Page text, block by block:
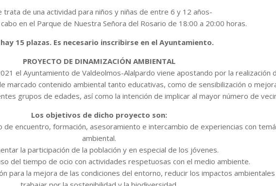
trata de una actividad para niños y niñas de entre 6 y 12 años-
en el Parque de Nuestra Señora del Rosario de 18:00 a 20:00 horas.
15 plazas. Es necesario inscribirse en el Ayuntamiento.
PROYECTO DE DINAMIZACIÓN AMBIENTAL
el Ayuntamiento de Valdeolmos-Alalpardo viene apostando por la realización
marcado contenido ambiental tanto educativas, como de sensibilización o
grupos de edades, así como la intención de implicar al mayor número de
Los objetivos de dicho proyecto son:
de encuentro, formación, asesoramiento e intercambio de experiencias con
ambiental.
la participación de la población y en especial de los jóvenes.
del tiempo de ocio con actividades respetuosas con el medio ambiente.
para la mejora de las condiciones del entorno, reducir los impactos